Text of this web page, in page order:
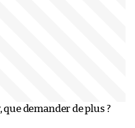
demander de plus ?